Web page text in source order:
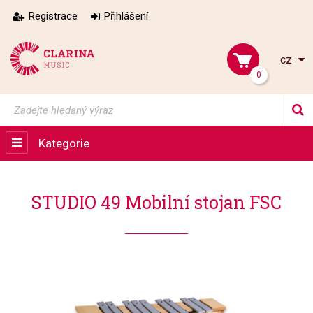
Registrace Přihlášení
0
cz
Kategorie
STUDIO 49 Mobilní stojan FSC